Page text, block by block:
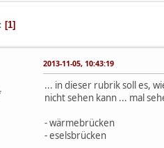
1
2013-11-05, 10:43:19
... in dieser rubrik soll es,
nicht sehen kann ... mal
- wärmebrücken
- eselsbrücken